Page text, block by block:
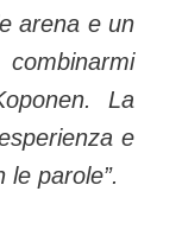
arena e un
La
e
parole”.